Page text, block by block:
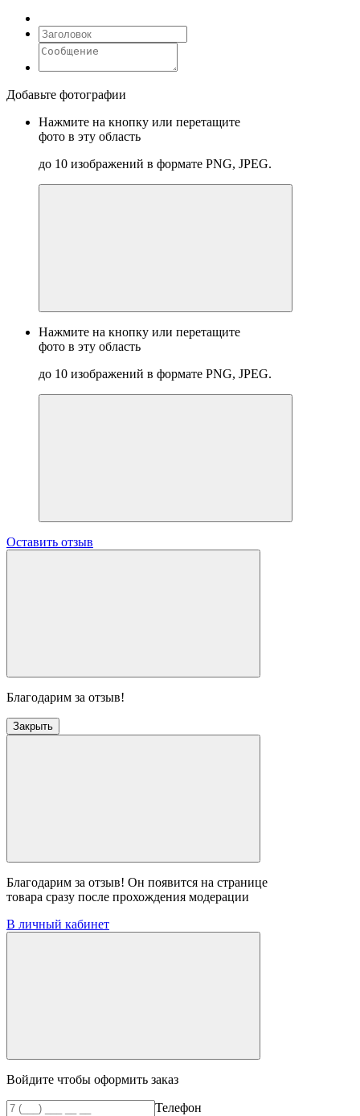
Добавьте фотографии
Нажмите на кнопку или перетащите
фото в эту область
до 10 изображений в формате PNG, JPEG.
Нажмите на кнопку или перетащите
фото в эту область
до 10 изображений в формате PNG, JPEG.
Оставить отзыв
Благодарим за отзыв!
Закрыть
Благодарим за отзыв! Он появится на странице
товара сразу после прохождения модерации
В личный кабинет
Войдите чтобы оформить заказ
Телефон